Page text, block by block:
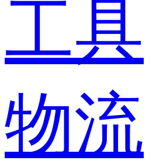
工具
物流